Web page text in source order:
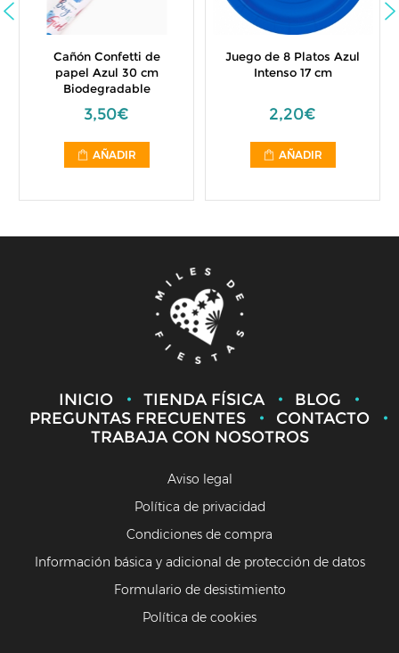
Cañón Confetti de
papel Azul 30 cm
Biodegradable
3,50€
AÑADIR
Juego de 8 Platos Azul
Intenso 17 cm
2,20€
AÑADIR
INICIO TIENDA FÍSICA
BLOG
PREGUNTAS FRECUENTES
CONTACTO
TRABAJA CON NOSOTROS
Aviso legal
Política de privacidad
Condiciones de compra
Información básica y adicional de protección de datos
Formulario de desistimiento
Política de cookies